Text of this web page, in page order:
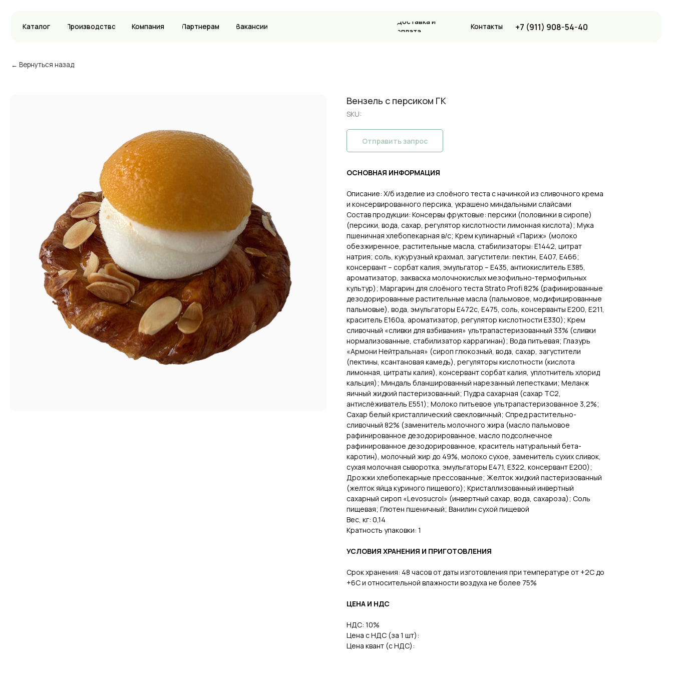
Контакты
Партнерам Вакансии
Компания
Производство
Каталог +7 (911) 908-54-40
Вензель с персиком ГК
SKU:
Отправить запрос
ОСНОВНАЯ ИНФОРМАЦИЯ
Описание: Х/б изделие из слоёного теста с начинкой из сливочного крема
и консервированного персика, украшено миндальными слайсами
Состав продукции: Консервы фруктовые: персики (половинки в сиропе)
(персики, вода, сахар, регулятор кислотности лимонная кислота); Мука
пшеничная хлебопекарная в/с; Крем кулинарный «Париж» (молоко
обезжиренное, растительные масла, стабилизаторы: Е1442, цитрат
натрия; соль, кукурузный крахмал, загустители: пектин, Е407, Е466;
консервант – сорбат калия, эмульгатор – Е435, антиокислитель Е385,
ароматизатор, закваска молочнокислых мезофильно-термофильных
культур); Маргарин для слоёного теста Strato Profi 82% (рафинированные
дезодорированные растительные масла (пальмовое, модифицированные
пальмовые), вода, эмульгаторы Е472с, Е475, соль, консерванты Е200, Е211,
краситель Е160а, ароматизатор, регулятор кислотности Е330); Крем
сливочный «сливки для взбивания» ультрапастеризованный 33% (сливки
нормализованные, стабилизатор каррагинан); Вода питьевая; Глазурь
«Армони Нейтральная» (сироп глюкозный, вода, сахар, загустители
(пектины, ксантановая камедь), регуляторы кислотности (кислота
лимонная, цитраты калия), консервант сорбат калия, уплотнитель хлорид
кальция); Миндаль бланшированный нарезанный лепестками; Меланж
яичный жидкий пастеризованный; Пудра сахарная (сахар ТС2,
антислёживатель Е551); Молоко питьевое ультрапастеризованное 3,2%;
Сахар белый кристаллический свекловичный; Спред растительно-
сливочный 82% (заменитель молочного жира (масло пальмовое
рафинированное дезодорированное, масло подсолнечное
рафинированное дезодорированное, краситель натуральный бета-
каротин), молочный жир до 49%, молоко сухое, заменитель сухих сливок,
сухая молочная сыворотка, эмульгаторы Е471, Е322, консервант Е200);
Дрожжи хлебопекарные прессованные; Желток жидкий пастеризованный
(желток яйца куриного пищевого); Кристаллизованный инвертный
сахарный сироп «Levosucrol» (инвертный сахар, вода, сахароза); Соль
пищевая; Глютен пшеничный; Ванилин сухой пищевой
Вес, кг: 0,14
Кратность упаковки: 1
УСЛОВИЯ ХРАНЕНИЯ И ПРИГОТОВЛЕНИЯ
Срок хранения: 48 часов от даты изготовления при температуре от +2С до
+6С и относительной влажности воздуха не более 75%
ЦЕНА И НДС
НДС: 10%
Цена с НДС (за 1 шт):
Цена квант (с НДС):
Документы
Сертификаты